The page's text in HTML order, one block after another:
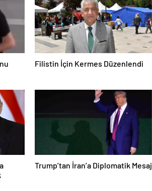
Filistin İçin Kermes Düzenlendi
Trump’tan İran’a Diplomatik Mesaj